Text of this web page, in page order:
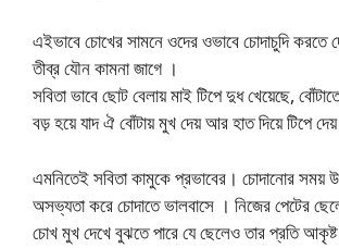
এইভাবে চোখের সামনে ওদের ওভাবে চোদাচুদি করতে
তীব্র যৌন কামনা জাগে ।
সবিতা ভাবে ছোট বেলায় মাই টিপে দুধ খেয়েছে,
বড় হয়ে যাদ ঐ বোঁটায় মুখ দেয় আর হাত দিয়ে টিপে
এমনিতেই সবিতা কামুকে প্রভাবের। চোদানোর সময়
অসভ্যতা করে চোদাতে ভালবাসে । নিজের পেটের
চোখ মুখ দেখে বুঝতে পারে যে ছেলেও তার প্রতি